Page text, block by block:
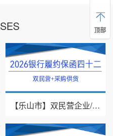
【乐山市】双民营企业/采购供货/2026年银行履约保函四十二
顶部